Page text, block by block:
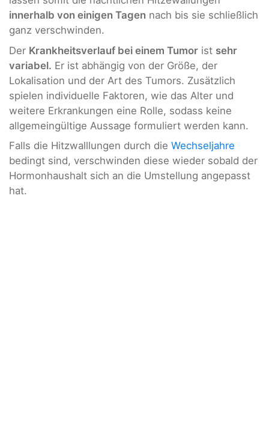
innerhalb von einigen Tagen nach bis sie schließlich
ganz verschwinden.
Der Krankheitsverlauf bei einem Tumor ist sehr
variabel. Er ist abhängig von der Größe, der
Lokalisation und der Art des Tumors. Zusätzlich
spielen individuelle Faktoren, wie das Alter und
weitere Erkrankungen eine Rolle, sodass keine
allgemeingültige Aussage formuliert werden kann.
Falls die Hitzwalllungen durch die Wechseljahre
bedingt sind, verschwinden diese wieder sobald der
Hormonhaushalt sich an die Umstellung angepasst
hat.